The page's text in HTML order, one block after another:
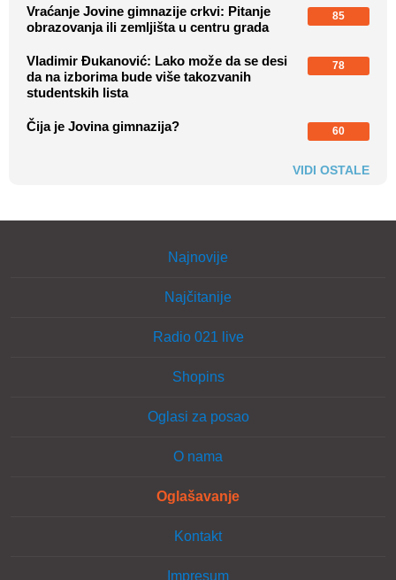
Vraćanje Jovine gimnazije crkvi: Pitanje
obrazovanja ili zemljišta u centru grada
85
Vladimir Đukanović: Lako može da se desi
da na izborima bude više takozvanih
studentskih lista
78
Čija je Jovina gimnazija? 60
VIDI OSTALE
Najnovije
Najčitanije
Radio 021 live
Shopins
Oglasi za posao
O nama
Oglašavanje
Kontakt
Impresum